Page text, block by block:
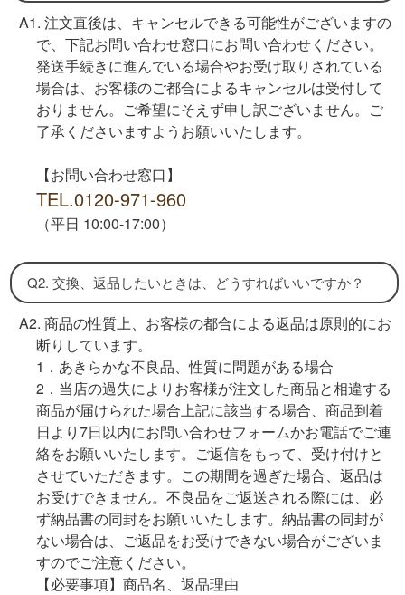
A1. 注文直後は、キャンセルできる可能性がございますの
で、下記お問い合わせ窓口にお問い合わせください。
発送手続きに進んでいる場合やお受け取りされている
場合は、お客様のご都合によるキャンセルは受付して
おりません。ご希望にそえず申し訳ございません。ご
了承くださいますようお願いいたします。
【お問い合わせ窓口】
TEL.0120-971-960
（平日 10:00-17:00）
Q2. 交換、返品したいときは、どうすればいいですか？
A2. 商品の性質上、お客様の都合による返品は原則的にお
断りしています。
1． あきらかな不良品、性質に問題がある場合
2．当店の過失によりお客様が注文した商品と相違する
商品が届けられた場合上記に該当する場合、商品到着
日より7日以内にお問い合わせフォームかお電話でご連
絡をお願いいたします。ご返信をもって、受け付けと
させていただきます。この期間を過ぎた場合、返品は
お受けできません。不良品をご返送される際には、必
ず納品書の同封をお願いいたします。納品書の同封が
ない場合は、ご返品をお受けできない場合がございま
すのでご注意ください。
【必要事項】商品名、返品理由